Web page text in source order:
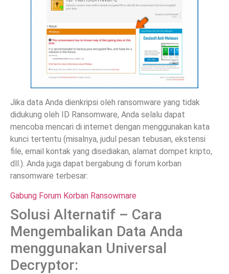
Jika data Anda dienkripsi oleh ransomware yang tidak
didukung oleh ID Ransomware, Anda selalu dapat
mencoba mencari di internet dengan menggunakan kata
kunci tertentu (misalnya, judul pesan tebusan, ekstensi
file, email kontak yang disediakan, alamat dompet kripto,
dll.). Anda juga dapat bergabung di forum korban
ransomware terbesar:
Gabung Forum Korban Ransowmare
Solusi Alternatif – Cara
Mengembalikan Data Anda
menggunakan Universal
Decryptor: